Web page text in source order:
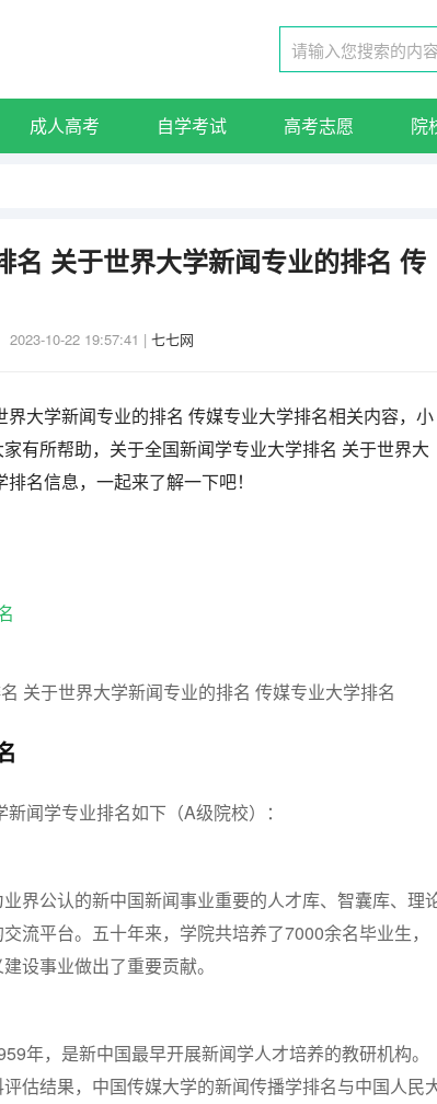
成人高考 自学考试 高考志愿 院
名 关于世界大学新闻专业的排名 传
2023-10-22 19:57:41 | 七七网
大学新闻专业的排名 传媒专业大学排名相关内容，小
有所帮助，关于全国新闻学专业大学排名 关于世界大
名信息，一起来了解一下吧！
闻学专业排名如下（A级院校）：
界公认的新中国新闻事业重要的人才库、智囊库、理
流平台。五十年来，学院共培养了7000余名毕业生，
设事业做出了重要贡献。
年，是新中国最早开展新闻学人才培养的教研机构。
估结果，中国传媒大学的新闻传播学排名与中国人民